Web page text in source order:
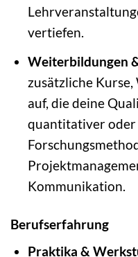
vertiefen.
Weiterbildungen
zusätzliche
auf, die deine
quantitativer
Kommunikation.
Berufserfahrung
Praktika &